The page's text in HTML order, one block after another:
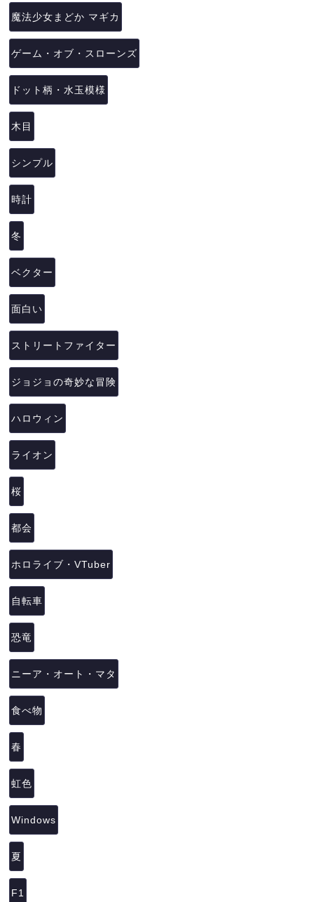
魔法少女まどか マギカ
ゲーム・オブ・スローンズ
ドット柄・水玉模様
木目
シンプル
時計
冬
ベクター
面白い
ストリートファイター
ジョジョの奇妙な冒険
ハロウィン
ライオン
桜
都会
ホロライブ・VTuber
自転車
恐竜
ニーア・オート・マタ
食べ物
春
虹色
Windows
夏
F1